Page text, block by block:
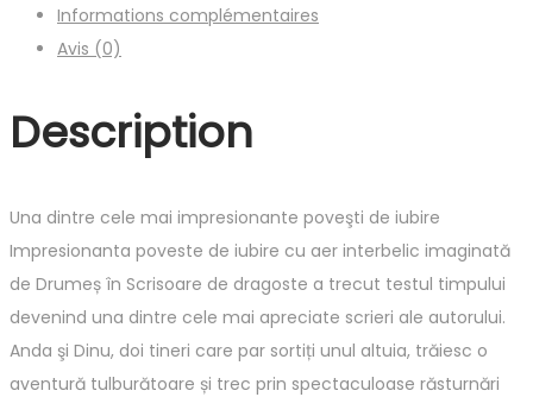
Autor:
Mihail
Informations complémentaires
Avis (0)
Description
Una dintre cele mai impresionante poveşti de iubire
Impresionanta poveste de iubire cu aer interbelic imaginată
de Drumeș în Scrisoare de dragoste a trecut testul timpului
devenind una dintre cele mai apreciate scrieri ale autorului.
Anda şi Dinu, doi tineri care par sortiți unul altuia, trăiesc o
aventură tulburătoare și trec prin spectaculoase răsturnări